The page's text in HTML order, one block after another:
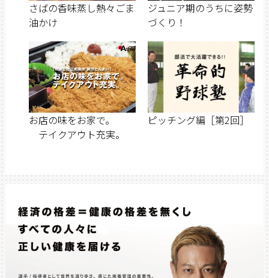
さばの香味蒸し熱々ごま
油かけ
ジュニア期のうちに姿勢
づくり！
お店の味をお家で。
テイクアウト充実。
ピッチング編［第2回］